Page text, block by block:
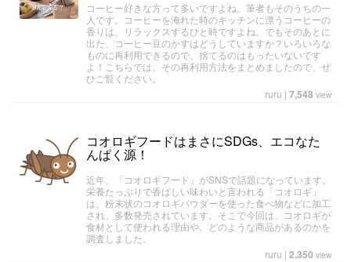
コーヒー好きな方って多いですよね。筆者もそのうちの一
人です。コーヒーを淹れた時のキッチンに漂うコーヒーの
香りは、リラックスするひと時ですよね。でもそのあとに
出た、コーヒー豆のかすはどうしていますか？いろいろな
ものに再利用できるので、捨てるのはもったいないです
よ！こちらでは、その再利用方法をまとめましたので、ぜ
ひご覧ください。
ruru | 7,548 view
コオロギフードはまさにSDGs、エコなた
んぱく源！
近年、「コオロギフード」がSNSで話題になっています。
栄養たっぷりで香ばしい味わいと言われる「コオロギ」
は、粉末状のコオロギパウダーを使った食べ物などに加工
され、多数発売されています。そこで今回は、コオロギが
食材として使われる理由や、どのような商品があるのかを
調査しました。
ruru | 2,350 view